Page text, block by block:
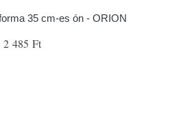
35 cm-es ón - ORION
2 485 Ft